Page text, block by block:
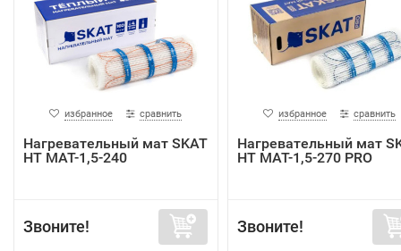
избранное сравнить
Нагревательный мат SKAT
HT MAT-1,5-240
Звоните!
избранное сравнить
Нагревательный мат
HT MAT-1,5-270 PRO
Звоните!